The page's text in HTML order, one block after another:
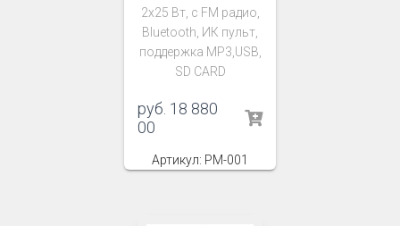
2х25 Вт, с FM радио,
Bluetooth, ИК пульт,
поддержка MP3,USB,
SD CARD
руб. 18 880
00
Артикул: PM-001